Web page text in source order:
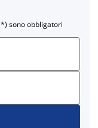
sono obbligatori